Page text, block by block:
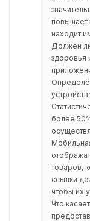
повышает
находит
Должен
здоровья
более
товаров,
ссылки
чтобы их
Что